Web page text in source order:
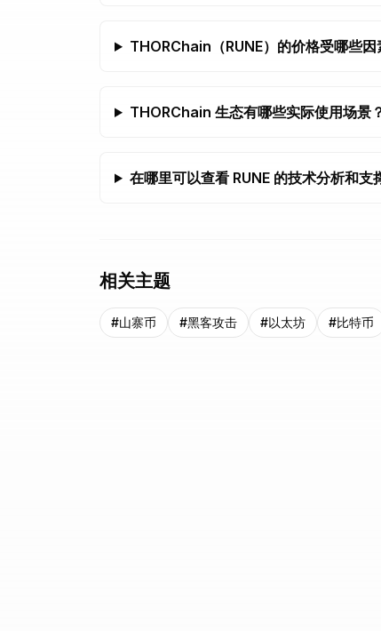
THORChain（RUNE）的价格受哪些因
THORChain 生态有哪些实际使用场景
在哪里可以查看 RUNE 的技术分析和支
相关主题
#山寨币 #黑客攻击 #以太坊 #比特币